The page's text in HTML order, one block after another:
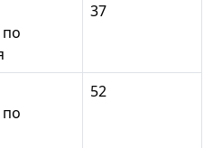
37
52